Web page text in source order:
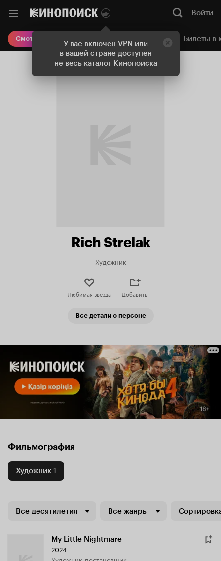
У вас включен VPN или
в вашей стране доступен
не весь каталог Кинопоиска
Войти
Смотреть кино Онлайн-кинотеатр Билеты в
Rich Strelak
Художник
Любимая звезда Добавить
Все детали о персоне
Фильмография
Художник 1
Все десятилетия Все жанры
My Little Nightmare
2024